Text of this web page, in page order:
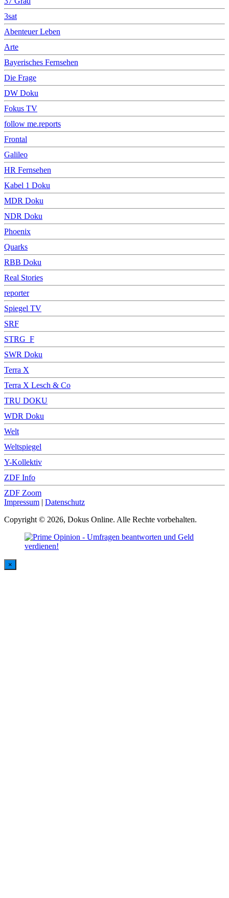
3sat
Abenteuer Leben
Arte
Bayerisches Fernsehen
Die Frage
DW Doku
Fokus TV
follow me.reports
Frontal
Galileo
HR Fernsehen
Kabel 1 Doku
MDR Doku
NDR Doku
Phoenix
Quarks
RBB Doku
Real Stories
reporter
Spiegel TV
SRF
STRG_F
SWR Doku
Terra X
Terra X Lesch & Co
TRU DOKU
WDR Doku
Welt
Weltspiegel
Y-Kollektiv
ZDF Info
ZDF Zoom
Impressum | Datenschutz
Copyright © 2026, Dokus Online. Alle Rechte vorbehalten.
×